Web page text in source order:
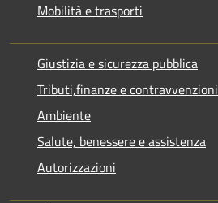
Mobilità e trasporti
Giustizia e sicurezza pubblica
Tributi,finanze e contravvenzioni
Ambiente
Salute, benessere e assistenza
Autorizzazioni